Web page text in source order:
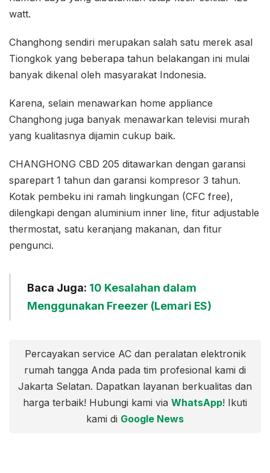
watt.
Changhong sendiri merupakan salah satu merek asal
Tiongkok yang beberapa tahun belakangan ini mulai
banyak dikenal oleh masyarakat Indonesia.
Karena, selain menawarkan home appliance
Changhong juga banyak menawarkan televisi murah
yang kualitasnya dijamin cukup baik.
CHANGHONG CBD 205 ditawarkan dengan garansi
sparepart 1 tahun dan garansi kompresor 3 tahun.
Kotak pembeku ini ramah lingkungan (CFC free),
dilengkapi dengan aluminium inner line, fitur adjustable
thermostat, satu keranjang makanan, dan fitur
pengunci.
Baca Juga: 10 Kesalahan dalam
Menggunakan Freezer (Lemari ES)
Percayakan service AC dan peralatan elektronik
rumah tangga Anda pada tim profesional kami di
Jakarta Selatan. Dapatkan layanan berkualitas dan
harga terbaik! Hubungi kami via WhatsApp! Ikuti
kami di Google News